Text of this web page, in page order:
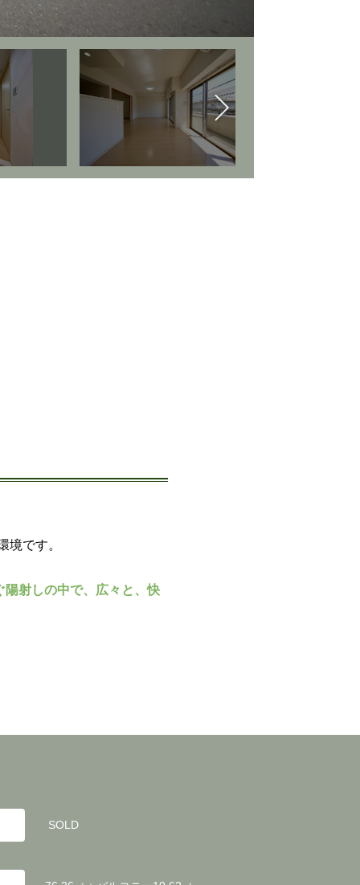
境です。
陽射しの中で、広々と、快
SOLD